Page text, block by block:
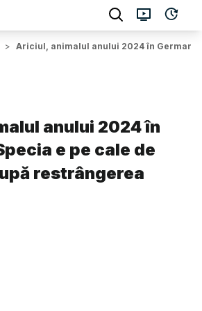
> Ariciul, animalul anului 2024 în
anului 2024 în
e pe cale de
restrângerea